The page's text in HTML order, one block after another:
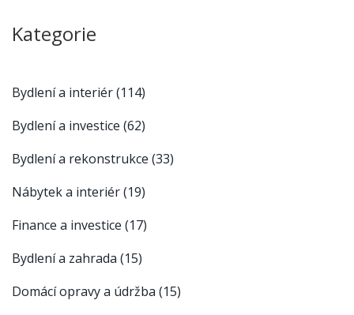
Kategorie
Bydlení a interiér(114)
Bydlení a investice (62)
Bydlení a rekonstrukce (33)
Nábytek a interiér(19)
Finance a investice (17)
Bydlení a zahrada (15)
Domácí opravy a údržba (15)